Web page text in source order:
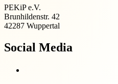
PEKiP e.V.
Brunhildenstr. 42
42287 Wuppertal
Social Media